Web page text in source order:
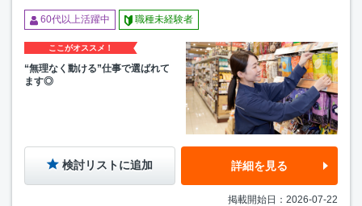
60代以上活躍中 職種未経験者
ここがオススメ！
“無理なく動ける”仕事で選ばれて
ます◎
検討リストに追加 詳細を見る
掲載開始日：2026-07-22